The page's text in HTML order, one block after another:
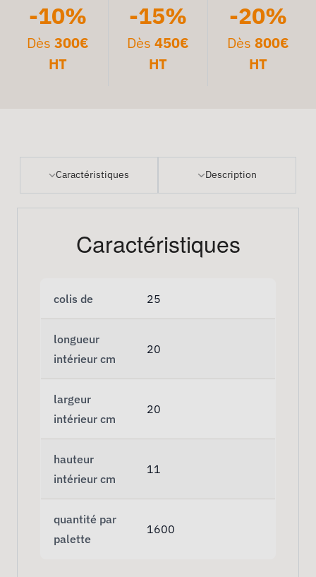
-10%
Dès300€
HT
-15%
Dès 450€
HT
-20%
Dès 800€
HT
Caractéristiques Description
Caractéristiques
colis de 25
longueur
intérieur cm
20
largeur
intérieur cm
20
hauteur
intérieur cm
11
quantité par
palette
1600